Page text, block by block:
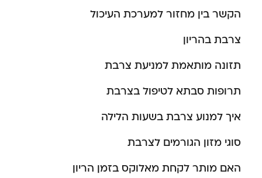
הקשר בין מחזור למערכת העיכול
צרבת בהריון
תזונה מותאמת למניעת צרבת
תרופות סבתא לטיפול בצרבת
איך למנוע צרבת בשעות הלילה
סוגי מזון הגורמים לצרבת
האם מותר לקחת מאלוקס בזמן הריון